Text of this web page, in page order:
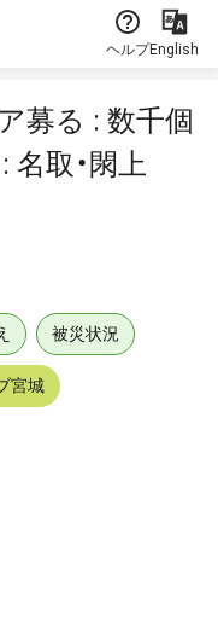
ヘルプEnglish
募る : 数千個
取・閖上
被災状況
宮城